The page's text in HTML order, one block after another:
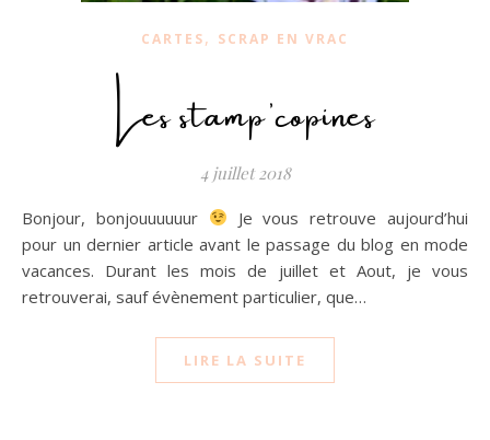
CARTES, SCRAP EN VRAC
Les stamp’copines
4 juillet 2018
Bonjour, bonjouuuuuur
Je vous retrouve aujourd’hui
pour un dernier article avant le passage du blog en mode
vacances. Durant les mois de juillet et Aout, je vous
retrouverai, sauf évènement particulier, que…
LIRE LA SUITE